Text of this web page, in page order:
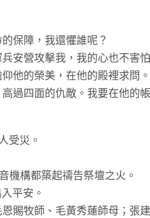
保障，我還懼誰呢？
安營攻擊我，我的心也不害
他的榮美，在他的殿裡求問
過四面的仇敵。我要在他的
受災。
機構都築起禱告祭壇之火。
平安。
賜牧師、毛黃秀蓮師母；張